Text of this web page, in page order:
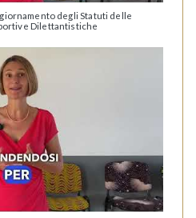
degli Statuti delle
Dilettantistiche